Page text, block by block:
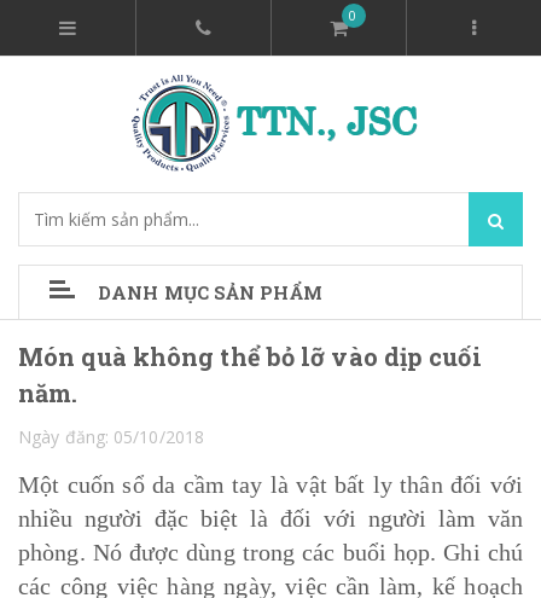
0
DANH MỤC SẢN PHẨM
Món quà không thể bỏ lỡ vào dịp cuối
năm.
Ngày đăng: 05/10/2018
Một cuốn sổ da cầm tay là vật bất ly thân đối với
nhiều người đặc biệt là đối với người làm văn
phòng. Nó được dùng trong các buổi họp. Ghi chú
các công việc hàng ngày, việc cần làm, kế hoạch